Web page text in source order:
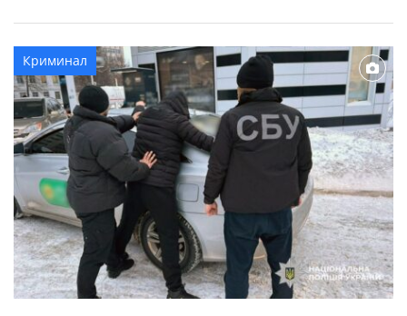
Предварительно, 39-летняя женщина-водитель
автомобиля Mercedes-Benz не выбрала безопасную
скорость движения и допустила наезд на пешехода,
который двигался по правой обочине дороги. […]
Криминал